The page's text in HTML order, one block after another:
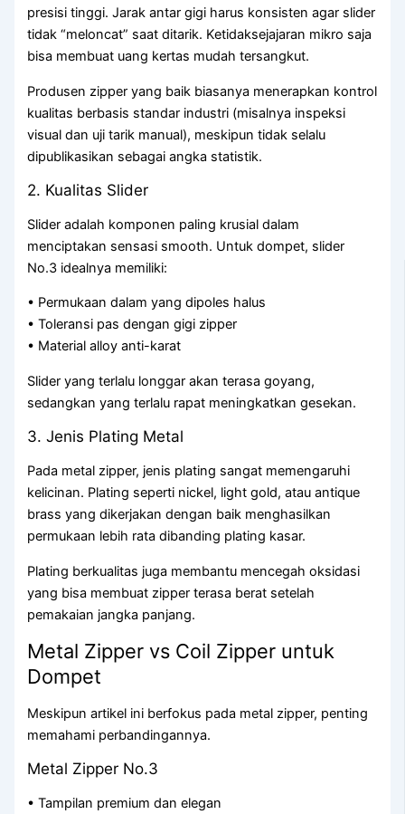
presisi tinggi. Jarak antar gigi harus konsisten agar slider
tidak “meloncat” saat ditarik. Ketidaksejajaran mikro saja
bisa membuat uang kertas mudah tersangkut.
Produsen zipper yang baik biasanya menerapkan kontrol
kualitas berbasis standar industri (misalnya inspeksi
visual dan uji tarik manual), meskipun tidak selalu
dipublikasikan sebagai angka statistik.
2. Kualitas Slider
Slider adalah komponen paling krusial dalam
menciptakan sensasi smooth. Untuk dompet, slider
No.3 idealnya memiliki:
• Permukaan dalam yang dipoles halus
• Toleransi pas dengan gigi zipper
• Material alloy anti-karat
Slider yang terlalu longgar akan terasa goyang,
sedangkan yang terlalu rapat meningkatkan gesekan.
3. Jenis Plating Metal
Pada metal zipper, jenis plating sangat memengaruhi
kelicinan. Plating seperti nickel, light gold, atau antique
brass yang dikerjakan dengan baik menghasilkan
permukaan lebih rata dibanding plating kasar.
Plating berkualitas juga membantu mencegah oksidasi
yang bisa membuat zipper terasa berat setelah
pemakaian jangka panjang.
Metal Zipper vs Coil Zipper untuk
Dompet
Meskipun artikel ini berfokus pada metal zipper, penting
memahami perbandingannya.
Metal Zipper No.3
• Tampilan premium dan elegan